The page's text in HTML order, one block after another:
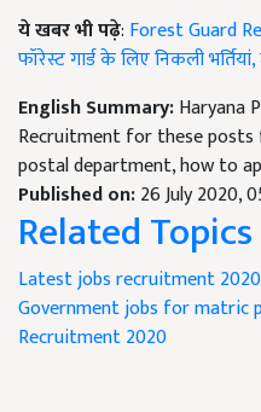
ये खबर भी पढ़े: Forest Guard
फॉरेस्ट गार्ड के लिए निकली
English Summary:Haryana
Recruitment for these posts
postal department, how to
Published on:26 July 2020,
Related Topics
Latest jobs recruitment 2020
Government jobs for matric
Recruitment 2020